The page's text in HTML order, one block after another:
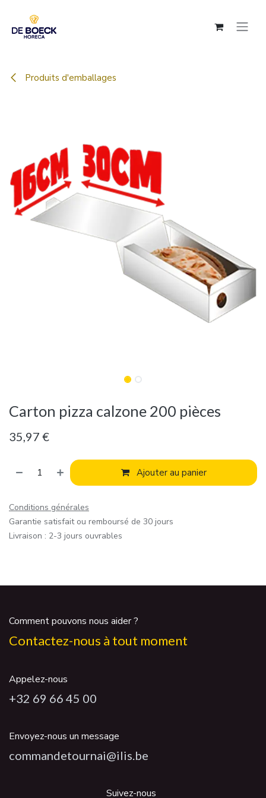
Produits d'emballages
Carton pizza calzone 200 pièces
35,97 €
Ajouter au panier
Conditions générales
Garantie satisfait ou remboursé de 30 jours
Livraison : 2-3 jours ouvrables
Comment pouvons nous aider ?
Contactez-nous à tout moment
Appelez-nous
+32 69 66 45 00
Envoyez-nous un message
commandetournai@ilis.be
Suivez-nous